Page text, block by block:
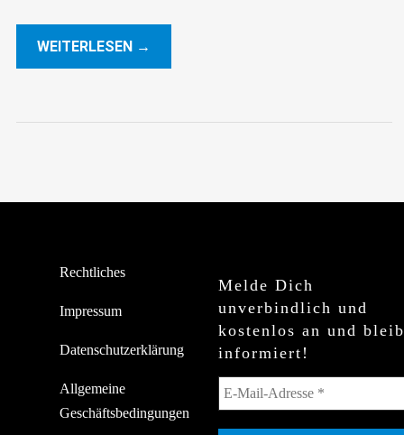
WEITERLESEN →
Rechtliches
Impressum
Datenschutzerklärung
Allgemeine
Geschäftsbedingungen
Melde Dich
unverbindlich und
kostenlos an und
informiert!